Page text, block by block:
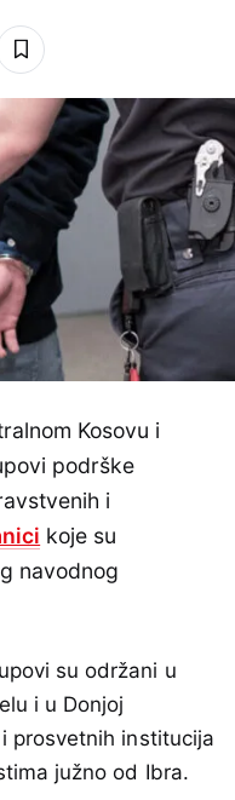
Kosovu i
podrške
i
koje su
navodnog
su održani u
i u Donjoj
prosvetnih institucija
južno od Ibra.